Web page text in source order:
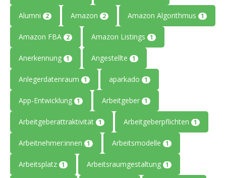
Alumni 2 Amazon 2 Amazon Algorithmus 1
Amazon FBA 2 Amazon Listings 1
Anerkennung 1 Angestellte 1
Anlegerdatenraum 1 aparkado 1
App-Entwicklung 1 Arbeitgeber 1
Arbeitgeberattraktivität 1 Arbeitgeberpflichten 1
Arbeitnehmer:innen 1 Arbeitsmodelle 1
Arbeitsplatz 1 Arbeitsraumgestaltung 1